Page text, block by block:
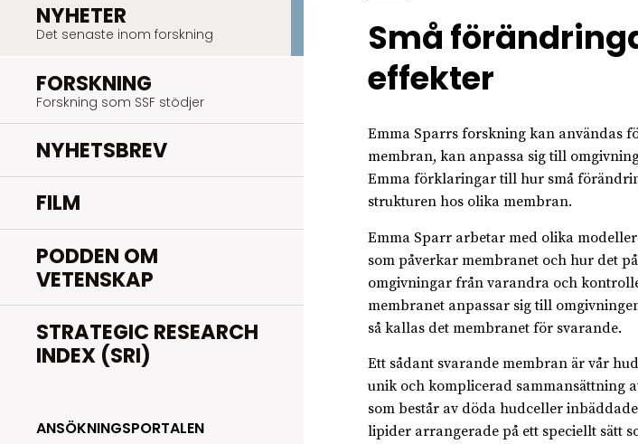
NYHETER
Det senaste inom forskning
FORSKNING
Forskning som SSF stödjer
NYHETSBREV
FILM
PODDEN OM
VETENSKAP
STRATEGIC RESEARCH
INDEX (SRI)
ANSÖKNINGSPORTALEN
Små
effekter
Emma Sparrs forskning kan användas
membran, kan anpassa sig till
Emma förklaringar till hur små
strukturen hos olika membran.
Emma Sparr arbetar med olika
som påverkar membranet och hur det
omgivningar från varandra och
membranet anpassar sig till
så kallas det membranet för svarande.
Ett sådant svarande membran är vår
unik och komplicerad sammansättning
som består av döda hudceller
lipider arrangerade på ett speciellt sätt